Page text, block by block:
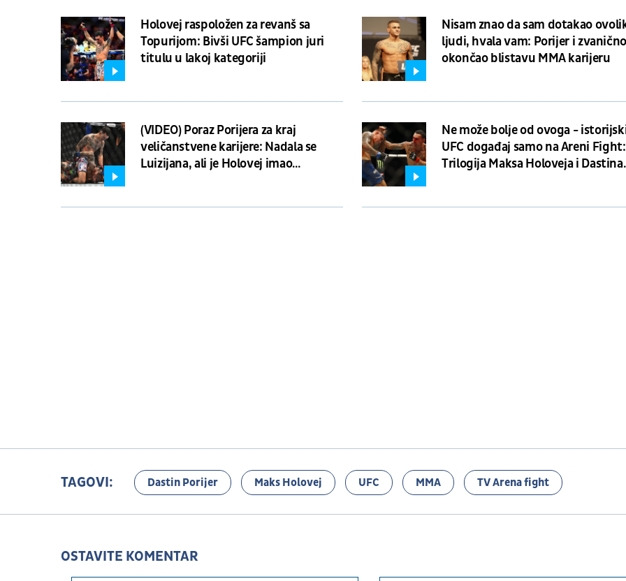
Holovej raspoložen za revanš sa
Topurijom: Bivši UFC šampion juri
titulu u lakoj kategoriji
Nisam znao da sam dotakao
ljudi, hvala vam: Porijer i zvanično
okončao blistavu MMA karijeru
(VIDEO) Poraz Porijera za kraj
veličanstvene karijere: Nadala se
Luizijana, ali je Holovej imao
Ne može bolje od ovoga -
UFC događaj samo na Areni Fight:
Trilogija Maksa Holoveja i Dastina
TAGOVI: Dastin Porijer Maks Holovej UFC MMA TV Arena fight
OSTAVITE KOMENTAR